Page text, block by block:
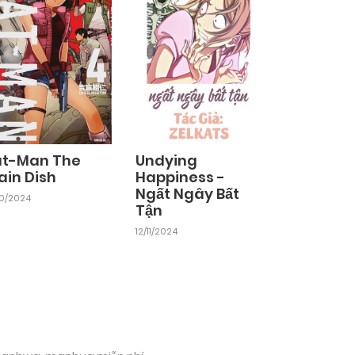
Man The
Dish
2024
Undying
Happiness -
Ngất Ngây Bất
Tận
12/11/2024